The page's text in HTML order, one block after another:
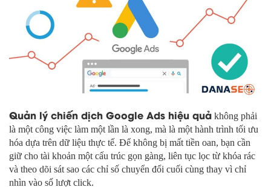
Quản lý chiến dịch Google Ads hiệu quả không phải
là một công việc làm một lần là xong, mà là một hành trình tối ưu
hóa dựa trên dữ liệu thực tế. Để không bị mất tiền oan, bạn cần
giữ cho tài khoản một cấu trúc gọn gàng, liên tục lọc từ khóa rác
và theo dõi sát sao các chỉ số chuyển đổi cuối cùng thay vì chỉ
nhìn vào số lượt click.